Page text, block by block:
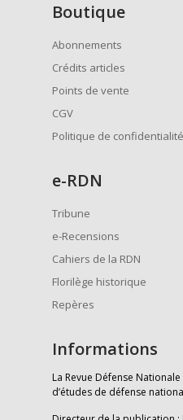
Boutique
Abonnements
Crédits articles
Points de vente
CGV
Politique de
e-RDN
Tribune
e-Recensions
Cahiers de la RDN
Florilège historique
Repères
Informations
La Revue Défense
d’études de défense